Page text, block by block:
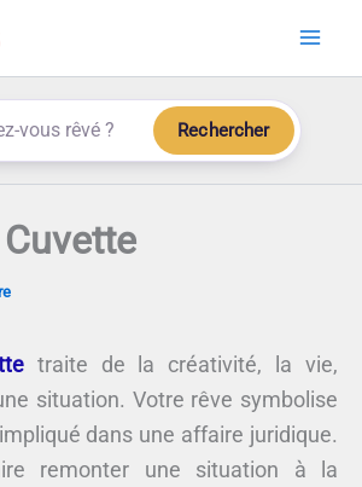
Rechercher
traite de la créativité, la vie,
situation. Votre rêve symbolise
dans une affaire juridique.
remonter une situation à la